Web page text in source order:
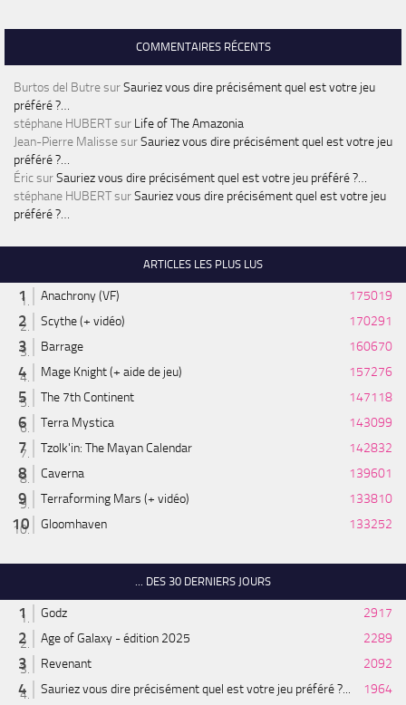
COMMENTAIRES RÉCENTS
Burtos del ButresurSauriez vous dire précisément quel est votre jeu
préféré ?…
stéphane HUBERTsur Life of The Amazonia
Jean-Pierre MalissesurSauriez vous dire précisément quel est votre jeu
préféré ?…
ÉricsurSauriez vous dire précisément quel est votre jeu préféré ?…
stéphane HUBERTsurSauriez vous dire précisément quel est votre jeu
préféré ?…
ARTICLES LES PLUS LUS
Anachrony (VF)
175019
Scythe (+ vidéo)
170291
Barrage
160670
Mage Knight (+ aide de jeu)
157276
The 7th Continent
147118
Terra Mystica
143099
Tzolk'in: The Mayan Calendar
142832
Caverna
139601
Terraforming Mars (+ vidéo)
133810
Gloomhaven
133252
... DES 30 DERNIERS JOURS
Godz
2917
Age of Galaxy - édition 2025
2289
Revenant
2092
Sauriez vous dire précisément quel est votre jeu préféré ?...
1964